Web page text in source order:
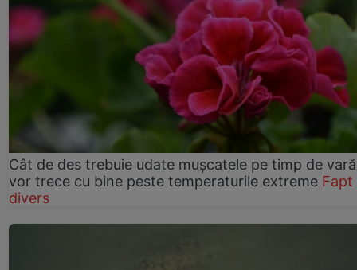
Cât de des trebuie udate mușcatele pe timp de
vor trece cu bine peste temperaturile extreme Fapt
divers